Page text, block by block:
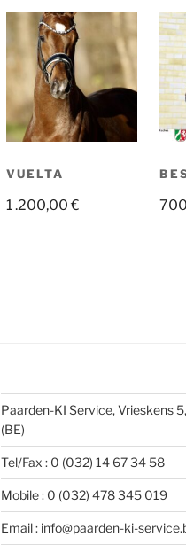
VUELTA
1 .200,00€
Paarden-KI Service, Vrieskens
(BE)
Tel/Fax : 0 (032) 14 67 34 58
Mobile : 0 (032) 478 345 019
Email : info@paarden-ki-